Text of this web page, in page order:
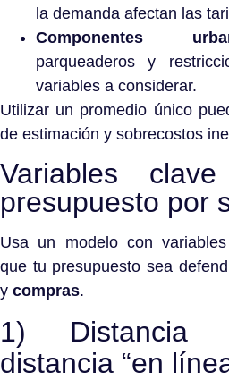
la demanda afectan las
Componentes
parqueaderos y
variables a considerar.
Utilizar un promedio único
de estimación y sobrecostos
Variables
presupuesto por
Usa un modelo con
que tu presupuesto sea
y compras.
1) Distancia
distancia “en